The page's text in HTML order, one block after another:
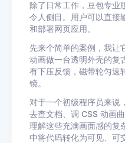
除了日常工作，豆包专业
令人侧目。用户可以直接
和部署网页应用。
先来个简单的案例，我让
动画做一台透明外壳的复
有下压反馈，磁带轮匀速
镜。
对于一个初级程序员来说
去查文档、调 CSS 动画
理解这些充满画面感的复
中将代码转化为可见、可